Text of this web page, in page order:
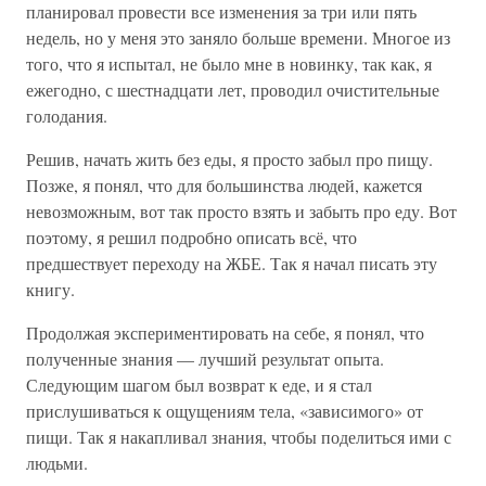
планировал провести все изменения за три или пять
недель, но у меня это заняло больше времени. Многое из
того, что я испытал, не было мне в новинку, так как, я
ежегодно, с шестнадцати лет, проводил очистительные
голодания.
Решив, начать жить без еды, я просто забыл про пищу.
Позже, я понял, что для большинства людей, кажется
невозможным, вот так просто взять и забыть про еду. Вот
поэтому, я решил подробно описать всё, что
предшествует переходу на ЖБЕ. Так я начал писать эту
книгу.
Продолжая экспериментировать на себе, я понял, что
полученные знания — лучший результат опыта.
Следующим шагом был возврат к еде, и я стал
прислушиваться к ощущениям тела, «зависимого» от
пищи. Так я накапливал знания, чтобы поделиться ими с
людьми.